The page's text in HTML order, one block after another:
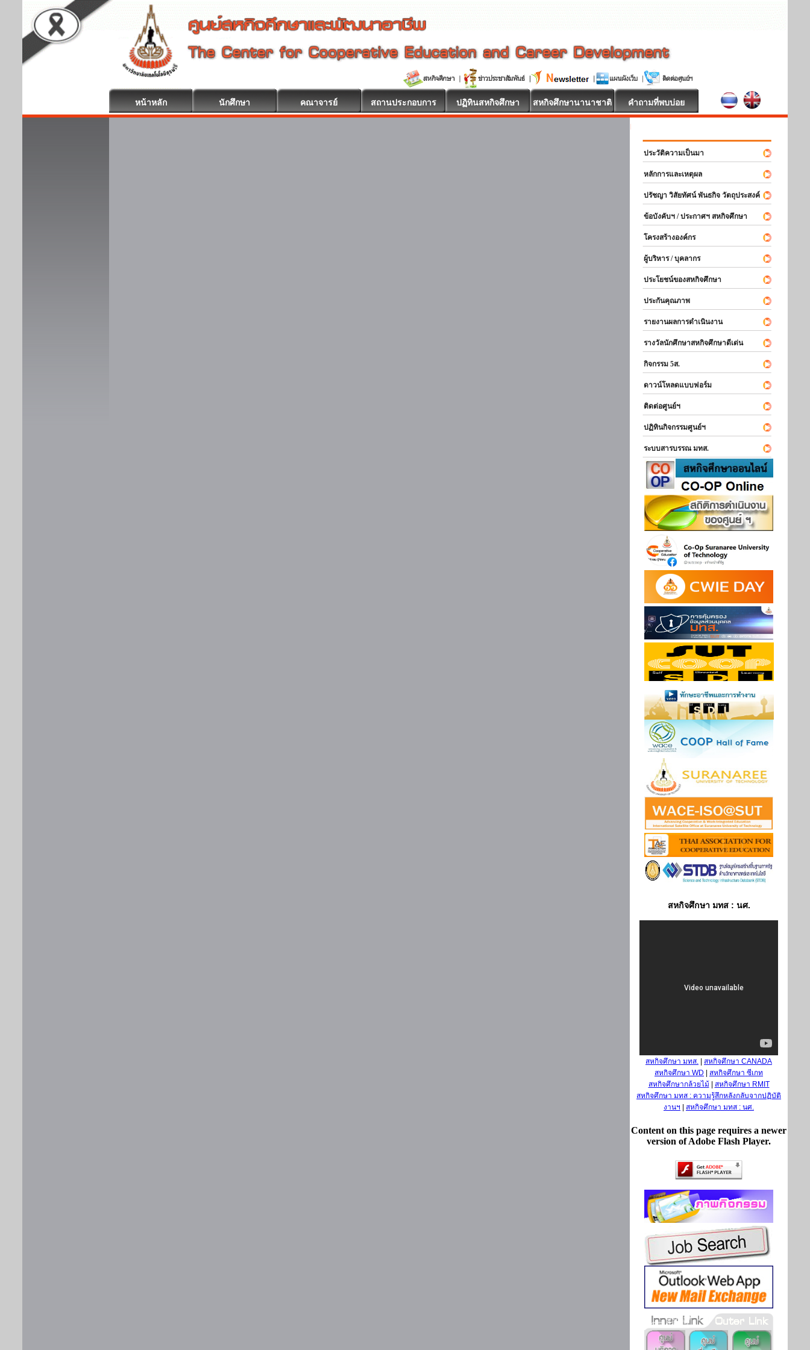
หน้าหลัก นักศึกษา คณาจารย์ สถานประกอบการ ปฏิทินสหกิจศึกษา สหกิจศึกษานานาชาติ คำถามที่พบบ่อย
ประวัติความเป็นมา
หลักการและเหตุผล
ปรัชญา วิสัยทัศน์ พันธกิจ วัตถุประสงค์
ข้อบังคับฯ / ประกาศฯ สหกิจศึกษา
โครงสร้างองค์กร
ผู้บริหาร / บุคลากร
ประโยชน์ของสหกิจศึกษา
ประกันคุณภาพ
รายงานผลการดำเนินงาน
รางวัลนักศึกษาสหกิจศึกษาดีเด่น
กิจกรรม 5ส.
ดาวน์โหลดแบบฟอร์ม
ติดต่อศูนย์ฯ
ปฏิทินกิจกรรมศูนย์ฯ
ระบบสารบรรณ มทส.
สหกิจศึกษา มทส : นศ.
สหกิจศึกษา มทส.
สหกิจศึกษา CANADA
สหกิจศึกษา WD
สหกิจศึกษา ซีเกท
สหกิจศึกษากล้วยไม้
สหกิจศึกษา RMIT
สหกิจศึกษา มทส : ความรู้สึกหลังกลับจากปฏิบัติ
งานฯ
สหกิจศึกษา มทส : นศ.
Content on this page requires a newer
version of Adobe Flash Player.